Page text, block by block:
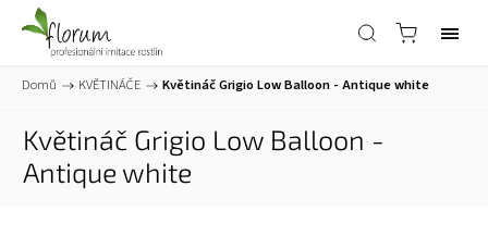
Domů / KVĚTINÁČE / Květináč Grigio Low Balloon - Antique white
Květináč Grigio Low Balloon -
Antique white